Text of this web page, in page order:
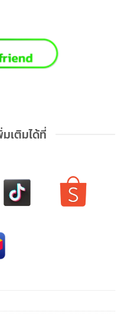
เติมได้ที่